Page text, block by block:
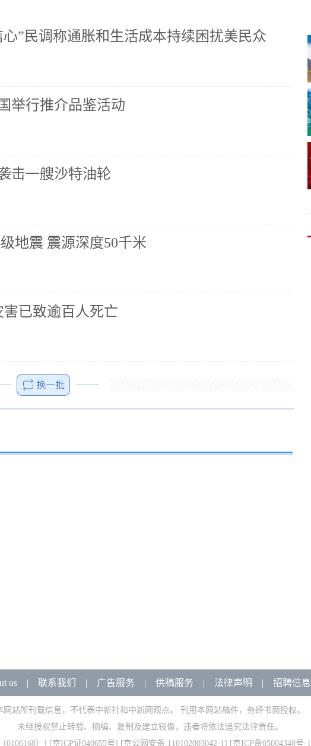
”民调称通胀和生活成本持续困扰美民众
举行推介品鉴活动
击一艘沙特油轮
地震 震源深度50千米
已致逾百人死亡
us| 联系我们 | 广告服务 | 供稿服务 | 法律声明 | 招聘信息
网站所刊载信息，不代表中新社和中新网观点。 刊用本网站稿件，务经书面授权。
未经授权禁止转载、摘编、复制及建立镜像，违者将依法追究法律责任。
） ] [京ICP证040655号] [京公网安备:110102003042-1] [京ICP备05004340号-1